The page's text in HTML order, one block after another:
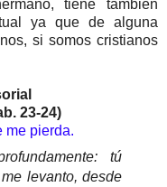
tiene también
ya que de alguna
si somos cristianos
23-24)
me pierda.
tú
levanto, desde